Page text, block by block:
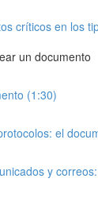
críticos en los
un documento
(1:30)
el
y